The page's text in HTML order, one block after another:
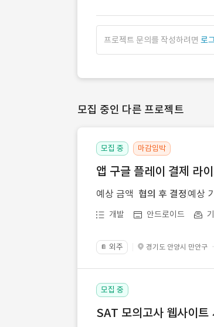
프로젝트 문의를 작성하려면 로
모집 중인 다른 프로젝트
모집 중 마감임박
앱 구글 플레이 결제 라
예상 금액 협의 후 결정 예상
개발 안드로이드
📔 외주 경기도 안양시 만안구
모집 중
SAT 모의고사 웹사이트